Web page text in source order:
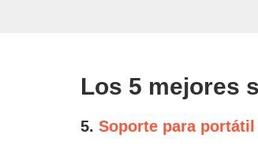
Los 5 mejores
5. Soporte para